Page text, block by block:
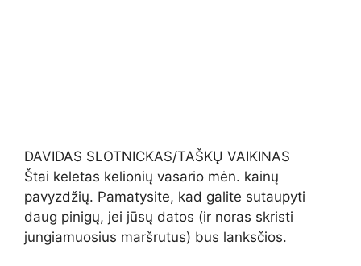
DAVIDAS SLOTNICKAS/TAŠKŲ VAIKINAS
Štai keletas kelionių vasario mėn. kainų
pavyzdžių. Pamatysite, kad galite sutaupyti
daug pinigų, jei jūsų datos (ir noras skristi
jungiamuosius maršrutus) bus lanksčios.